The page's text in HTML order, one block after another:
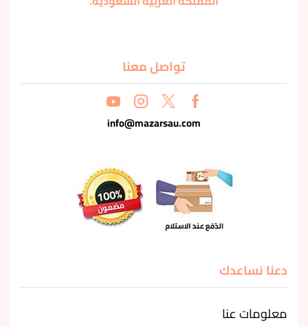
تواصل معنا
info@mazarsau.com
دعنا نساعدك
معلومات عنا